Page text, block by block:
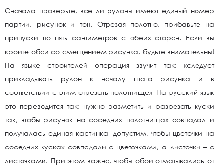
Сначала проверьте, все ли рулоны имеют единый номер
партии, рисунок и тон. Отрезая полотно, прибавьте на
припуски по пять сантиметров с обеих сторон. Если вы
кроите обои со смещением рисунка, будьте внимательны!
На языке строителей операция звучит так: «следует
прикладывать рулон к началу шага рисунка и в
соответствии с этим отрезать полотнище». На русский язык
это переводится так: нужно разметить и разрезать куски
так, чтобы рисунок на соседних полотнищах совпадал и
получалась единая картинка: допустим, чтобы цветочки на
соседних кусках совпадали с цветочками, а листочки – с
листочками. При этом важно, чтобы обои отматывались от